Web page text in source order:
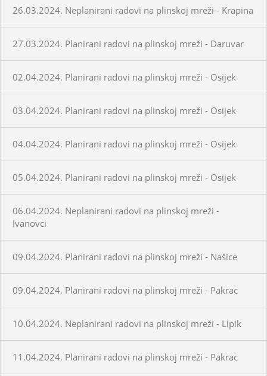
26.03.2024. Neplanirani radovi na plinskoj mreži - Krapina
27.03.2024. Planirani radovi na plinskoj mreži - Daruvar
02.04.2024. Planirani radovi na plinskoj mreži - Osijek
03.04.2024. Planirani radovi na plinskoj mreži - Osijek
04.04.2024. Planirani radovi na plinskoj mreži - Osijek
05.04.2024. Planirani radovi na plinskoj mreži - Osijek
06.04.2024. Neplanirani radovi na plinskoj mreži -
Ivanovci
09.04.2024. Planirani radovi na plinskoj mreži - Našice
09.04.2024. Planirani radovi na plinskoj mreži - Pakrac
10.04.2024. Neplanirani radovi na plinskoj mreži - Lipik
11.04.2024. Planirani radovi na plinskoj mreži - Pakrac